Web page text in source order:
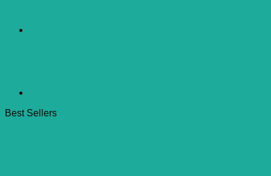
Best Sellers